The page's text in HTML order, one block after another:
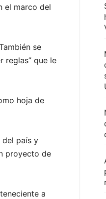
el marco del
se
reglas” que le
hoja de
del país y
proyecto de
a